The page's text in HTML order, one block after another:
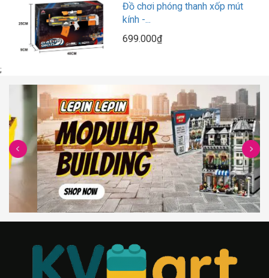
Đồ chơi phóng thanh xốp mút
kính -...
699.000₫
;